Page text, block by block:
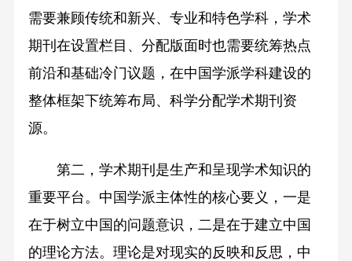
需要兼顾传统和新兴、专业和特色学科，学术
期刊在设置栏目、分配版面时也需要统筹热点
前沿和基础冷门议题，在中国学派学科建设的
整体框架下统筹布局、科学分配学术期刊资
源。
第二，学术期刊是生产和呈现学术知识的
重要平台。中国学派主体性的核心要义，一是
在于树立中国的问题意识，二是在于建立中国
的理论方法。理论是对现实的反映和反思，中